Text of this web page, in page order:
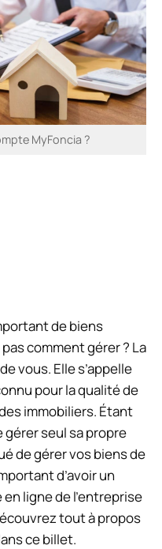
MyFoncia ?
de biens
comment gérer ? La
vous. Elle s’appelle
pour la qualité de
immobiliers. Étant
gérer seul sa propre
de gérer vos biens de
d’avoir un
ligne de l’entreprise
tout à propos
ce billet.